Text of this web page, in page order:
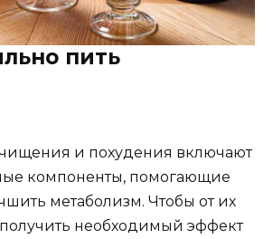
пить
и похудения включают
компоненты, помогающие
метаболизм. Чтобы от их
необходимый эффект